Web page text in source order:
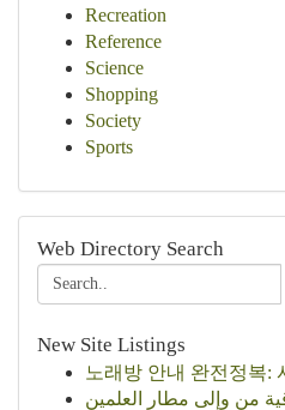
Recreation
Reference
Science
Shopping
Society
Sports
Web Directory Search
New Site Listings
노래방 안내 완전정복:
من وإلى مطار العلمين